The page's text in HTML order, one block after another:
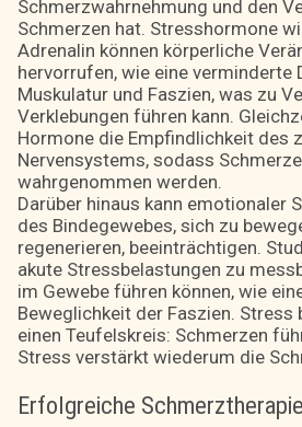
Schmerzwahrnehmung und den
Schmerzen hat. Stresshormone
Adrenalin können körperliche
hervorrufen, wie eine verminderte
Muskulatur und Faszien, was zu
Verklebungen führen kann.
Hormone die Empfindlichkeit des
Nervensystems, sodass
wahrgenommen werden.
Darüber hinaus kann emotionaler
des Bindegewebes, sich zu
regenerieren, beeinträchtigen.
akute Stressbelastungen zu
im Gewebe führen können, wie
Beweglichkeit der Faszien.
einen Teufelskreis: Schmerzen
Stress verstärkt wiederum die
Erfolgreiche Schmerztherapie